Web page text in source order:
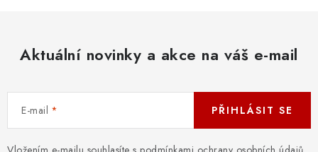
Aktuální novinky a akce na váš e-mail
E-mail PŘIHLÁSIT SE